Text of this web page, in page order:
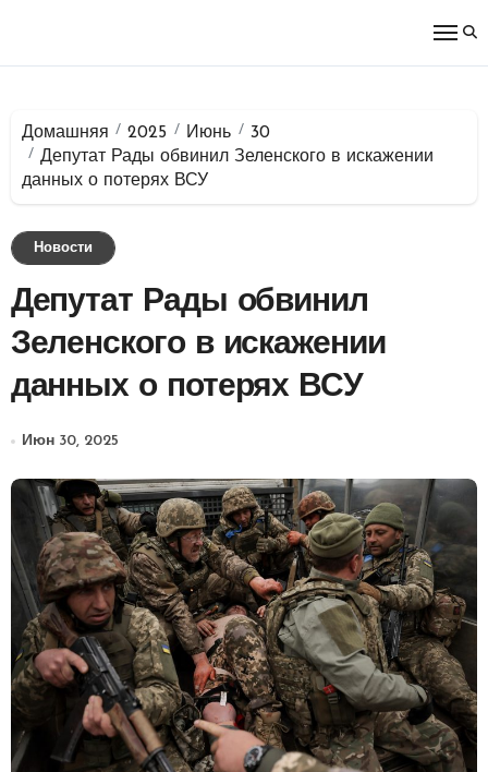
Домашняя 2025 Июнь
30
Депутат Рады обвинил Зеленского в искажении
данных о потерях ВСУ
Новости
Депутат Рады обвинил
Зеленского в искажении
данных о потерях ВСУ
Июн 30, 2025